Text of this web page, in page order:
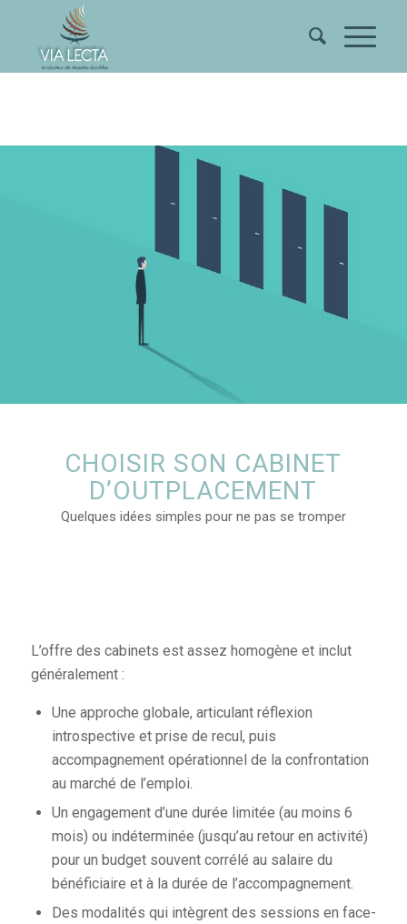
CHOISIR SON CABINET
D’OUTPLACEMENT
Quelques idées simples pour ne pas se tromper
L’offre des cabinets est assez homogène et inclut
généralement :
Une approche globale, articulant réflexion
introspective et prise de recul, puis
accompagnement opérationnel de la confrontation
au marché de l’emploi.
Un engagement d’une durée limitée (au moins 6
mois) ou indéterminée (jusqu’au retour en activité)
pour un budget souvent corrélé au salaire du
bénéficiaire et à la durée de l’accompagnement.
Des modalités qui intègrent des sessions en face-